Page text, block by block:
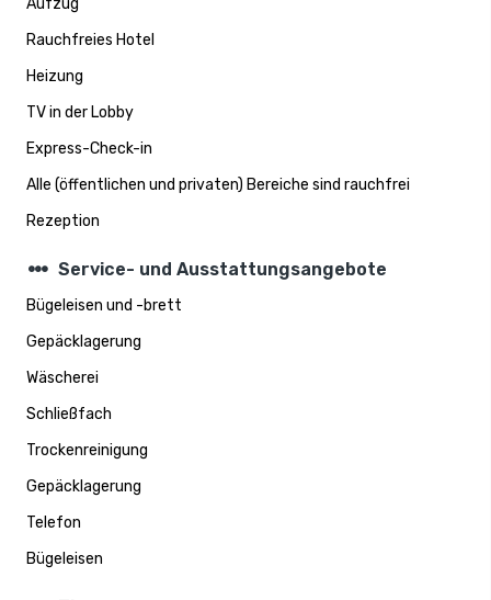
Aufzug
Rauchfreies Hotel
Heizung
TV in der Lobby
Express-Check-in
Alle (öffentlichen und privaten) Bereiche sind rauchfrei
Rezeption
steppers Service- und Ausstattungsangebote
Bügeleisen und -brett
Gepäcklagerung
Wäscherei
Schließfach
Trockenreinigung
Gepäcklagerung
Telefon
Bügeleisen